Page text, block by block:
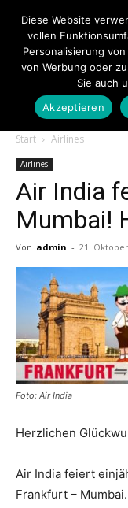
Start Airlines
Airlines
Air India
Mumbai!
Von admin - 21.
Foto: Air India
Herzlichen
Air India feiert
Frankfurt – Mumbai.
Diese Website
vollen
Personalisierung
von Werbung oder
Sie auch
Akzeptieren